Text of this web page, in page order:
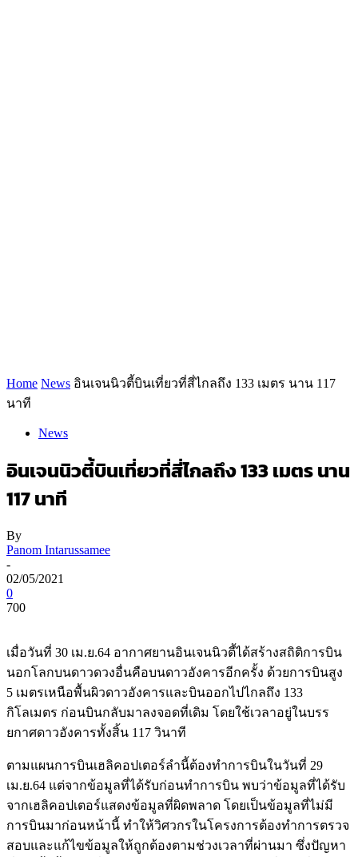
Home News อินเจนนิวตี้บินเที่ยวที่สี่ไกลถึง 133 เมตร นาน 117
นาที
News
อินเจนนิวตี้บินเที่ยวที่สี่ไกลถึง 133 เมตร นาน
117 นาที
By
Panom Intarussamee
-
02/05/2021
0
700
เมื่อวันที่ 30 เม.ย.64 อากาศยานอินเจนนิวตี้ได้สร้างสถิติการบิน
นอกโลกบนดาวดวงอื่นคือบนดาวอังคารอีกครั้ง ด้วยการบินสูง
5 เมตรเหนือพื้นผิวดาวอังคารและบินออกไปไกลถึง 133
กิโลเมตร ก่อนบินกลับมาลงจอดที่เดิม โดยใช้เวลาอยู่ในบรร
ยกาศดาวอังคารทั้งสิ้น 117 วินาที
ตามแผนการบินเฮลิคอปเตอร์ลำนี้ต้องทำการบินในวันที่ 29
เม.ย.64 แต่จากข้อมูลที่ได้รับก่อนทำการบิน พบว่าข้อมูลที่ได้รับ
จากเฮลิคอปเตอร์แสดงข้อมูลที่ผิดพลาด โดยเป็นข้อมูลที่ไม่มี
การบินมาก่อนหน้านี้ ทำให้วิศวกรในโครงการต้องทำการตรวจ
สอบและแก้ไขข้อมูลให้ถูกต้องตามช่วงเวลาที่ผ่านมา ซึ่งปัญหา